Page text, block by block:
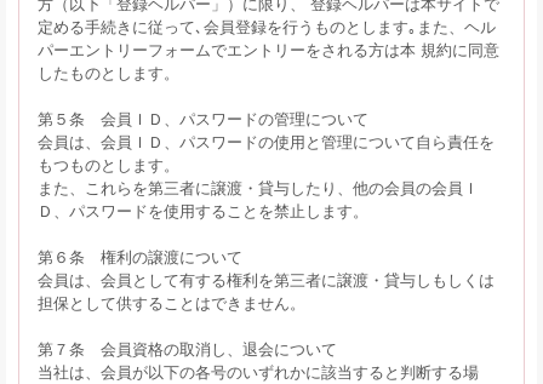
定める手続きに従って､会員登録を行うものとします｡また、ヘル
パーエントリーフォームでエントリーをされる方は本 規約に同意
したものとします。
第５条 会員ＩＤ、パスワードの管理について
会員は、会員ＩＤ、パスワードの使用と管理について自ら責任を
もつものとします。
また、これらを第三者に譲渡・貸与したり、他の会員の会員Ｉ
Ｄ、パスワードを使用することを禁止します。
第６条 権利の譲渡について
会員は、会員として有する権利を第三者に譲渡・貸与しもしくは
担保として供することはできません。
第７条 会員資格の取消し、退会について
当社は、会員が以下の各号のいずれかに該当すると判断する場